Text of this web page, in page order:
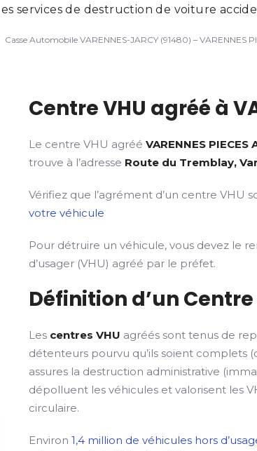
services de destruction de voiture
Casse Automobile VARENNES-JARCY (91480) – VARENNES
Centre VHU agréé à
Le centre VHU agrééVARENNES PIECES
trouve à l’adresse Route du Tremblay,
Vérifiez que l’agrément d’un centre VHU
votre véhicule
Pour détruire un véhicule, vous devez le
d’usager (VHU) agréé par le préfet.
Définition d’un
Les centres VHU agréés sont tenus de
détenteurs pourvu qu’ils soient complets
assures la destruction administrative
dépolluent les véhicules et valorisent les
circulaire.
Environ1,4 million de véhicules hors